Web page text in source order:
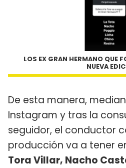
LOS EX GRAN HERMANO QUE
NUEVA
De esta manera,
Instagram y tras la
seguidor, el conductor
producción va a tener
Tora Villar, Nacho